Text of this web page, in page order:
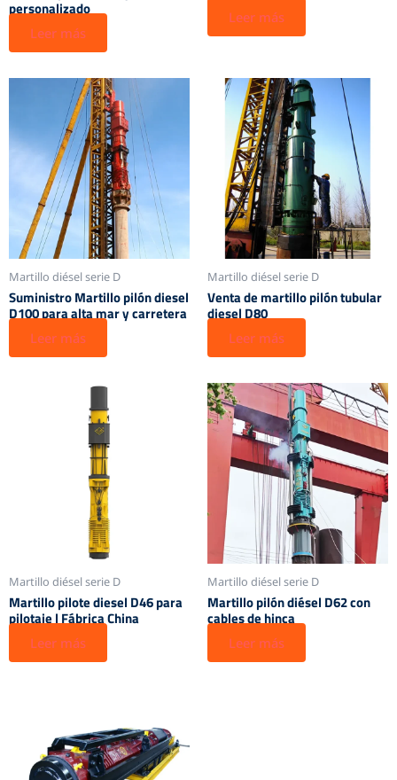
personalizado
Leer más
Leer más
Martillo diésel serie D
Suministro Martillo pilón diesel
D100 para alta mar y carretera
Leer más
Martillo diésel serie D
Venta de martillo pilón tubular
diesel D80
Leer más
Martillo diésel serie D
Martillo pilote diesel D46 para
pilotaje | Fábrica China
Leer más
Martillo diésel serie D
Martillo pilón diésel D62 con
cables de hinca
Leer más